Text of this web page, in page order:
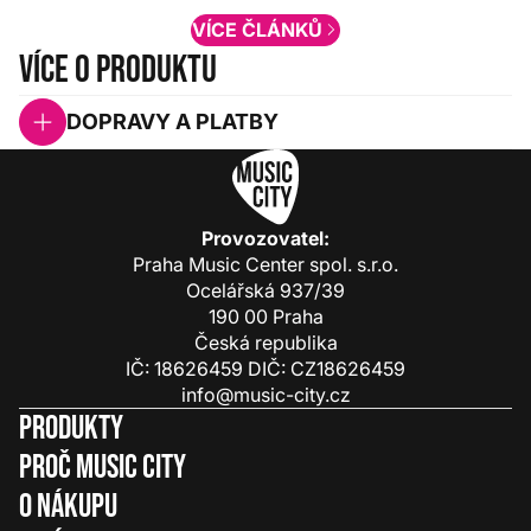
VÍCE ČLÁNKŮ
Více o produktu
DOPRAVY A PLATBY
Provozovatel:
Praha Music Center spol. s.r.o.
Ocelářská 937/39
190 00 Praha
Česká republika
IČ: 18626459 DIČ: CZ18626459
info@music-city.cz
Produkty
Proč Music City
O nákupu